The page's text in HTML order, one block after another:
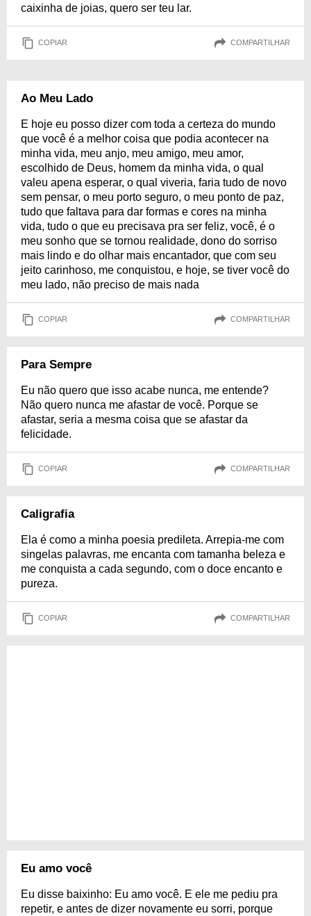
caixinha de joias, quero ser teu lar.
COPIAR COMPARTILHAR
Ao Meu Lado
E hoje eu posso dizer com toda a certeza do mundo
que você é a melhor coisa que podia acontecer na
minha vida, meu anjo, meu amigo, meu amor,
escolhido de Deus, homem da minha vida, o qual
valeu apena esperar, o qual viveria, faria tudo de novo
sem pensar, o meu porto seguro, o meu ponto de paz,
tudo que faltava para dar formas e cores na minha
vida, tudo o que eu precisava pra ser feliz, você, é o
meu sonho que se tornou realidade, dono do sorriso
mais lindo e do olhar mais encantador, que com seu
jeito carinhoso, me conquistou, e hoje, se tiver você do
meu lado, não preciso de mais nada
COPIAR COMPARTILHAR
Para Sempre
Eu não quero que isso acabe nunca, me entende?
Não quero nunca me afastar de você. Porque se
afastar, seria a mesma coisa que se afastar da
felicidade.
COPIAR COMPARTILHAR
Caligrafia
Ela é como a minha poesia predileta. Arrepia-me com
singelas palavras, me encanta com tamanha beleza e
me conquista a cada segundo, com o doce encanto e
pureza.
COPIAR COMPARTILHAR
Eu amo você
Eu disse baixinho: Eu amo você. E ele me pediu pra
repetir, e antes de dizer novamente eu sorri, porque